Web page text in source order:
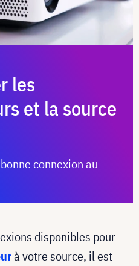
les
et la source
connexion au
disponibles pour
à votre source, il est